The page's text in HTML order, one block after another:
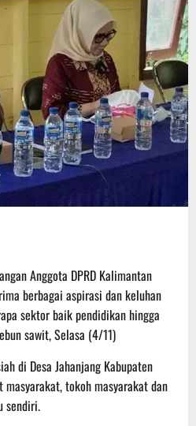
Anggota DPRD Kalimantan
berbagai aspirasi dan keluhan
sektor baik pendidikan hingga
sawit, Selasa (4/11)
di Desa Jahanjang Kabupaten
tokoh masyarakat dan
sendiri.